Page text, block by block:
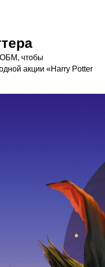
чтобы
акции «Harry Potter